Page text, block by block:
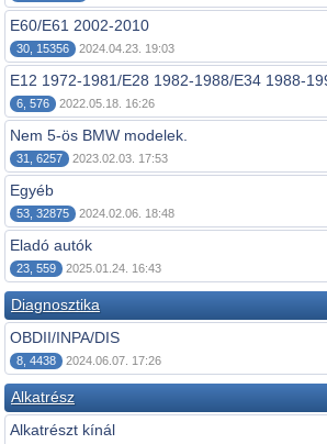
E60/E61 2002-2010
30, 15356 2024.04.23. 19:03
E12 1972-1981/E28 1982-1988/E34 1988-
6, 576 2022.05.18. 16:26
Nem 5-ös BMW modelek.
31, 6257 2023.02.03. 17:53
Egyéb
53, 32875 2024.02.06. 18:48
Eladó autók
23, 559 2025.01.24. 16:43
Diagnosztika
OBDII/INPA/DIS
8, 4438 2024.06.07. 17:26
Alkatrész
Alkatrészt kínál